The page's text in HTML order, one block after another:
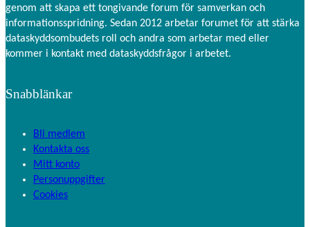
genom att skapa ett tongivande forum för samverkan och
informationsspridning. Sedan 2012 arbetar forumet för att stärka
dataskyddsombudets roll och andra som arbetar med eller
kommer i kontakt med dataskyddsfrågor i arbetet.
Snabblänkar
Bli medlem
Kontakta oss
Mitt konto
Personuppgifter
Cookies